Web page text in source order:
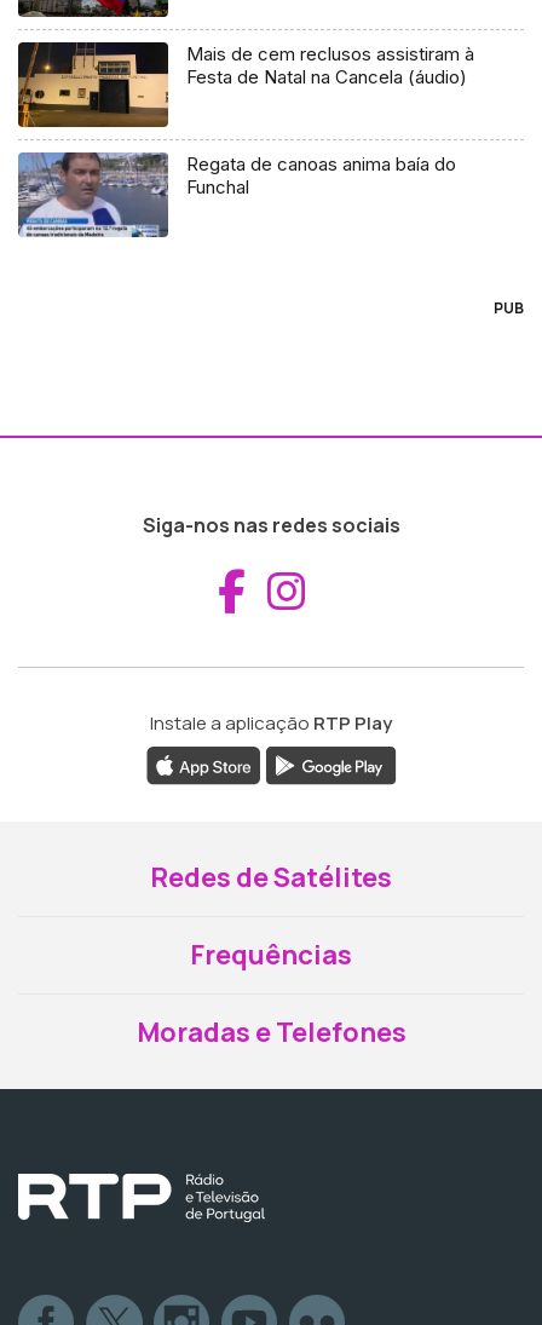
Mais de cem reclusos assistiram à
Festa de Natal na Cancela (áudio)
Regata de canoas anima baía do
Funchal
PUB
Siga-nos nas redes sociais
Aceder ao
Instale a aplicação RTP Play
Redes de Satélites
Frequências
Moradas e Telefones